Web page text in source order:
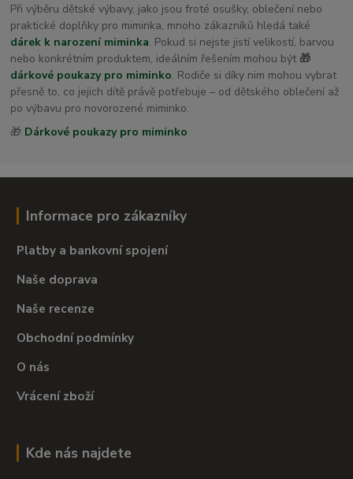
Při výběru dětské výbavy, jako jsou froté osušky, oblečení nebo
praktické doplňky pro miminka, mnoho zákazníků hledá také
dárek k narození miminka. Pokud si nejste jistí velikostí, barvou
nebo konkrétním produktem, ideálním řešením mohou být 🎁
dárkové poukazy pro miminko. Rodiče si díky nim mohou vybrat
přesně to, co jejich dítě právě potřebuje – od dětského oblečení až
po výbavu pro novorozené miminko.
🎁 Dárkové poukazy pro miminko
Informace pro zákazníky
Platby a bankovní spojení
Naše doprava
Naše recenze
Obchodní podmínky
O nás
Vrácení zboží
Kde nás najdete